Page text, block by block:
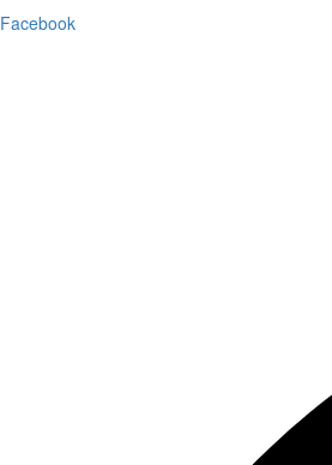
Facebook